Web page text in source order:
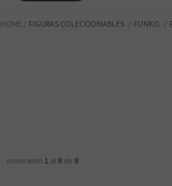
HOME FIGURAS COLECCIONABLES FUNKO
mostrando 1 al 8 de 8